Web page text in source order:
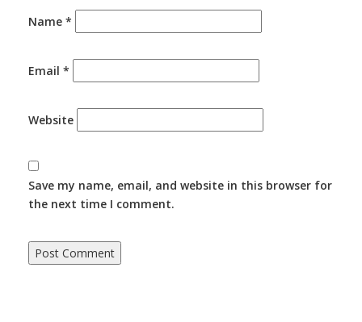
Name *
Email *
Website
Save my name, email, and website in this browser for
the next time I comment.